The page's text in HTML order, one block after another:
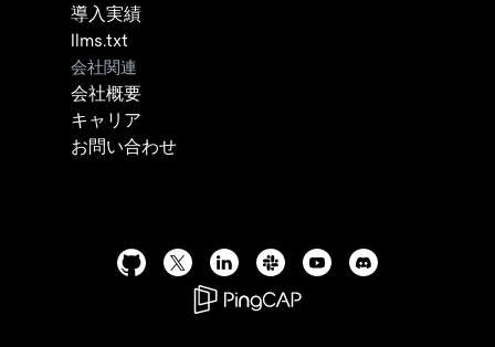
導入実績
llms.txt
会社関連
会社概要
キャリア
お問い合わせ